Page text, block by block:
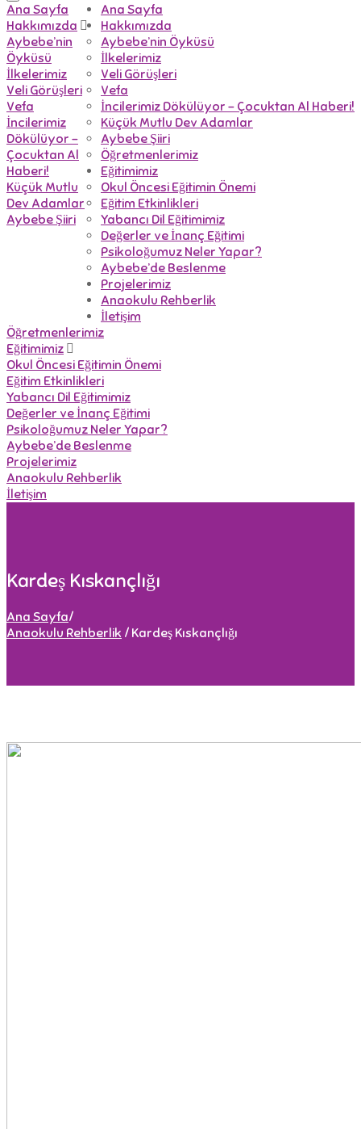
Ana Sayfa
Hakkımızda
Aybebe’nin Öyküsü
İlkelerimiz
Veli Görüşleri
Vefa
İncilerimiz Dökülüyor – Çocuktan Al Haberi!
Küçük Mutlu Dev Adamlar
Aybebe Şiiri
Öğretmenlerimiz
Eğitimimiz
Okul Öncesi Eğitimin Önemi
Eğitim Etkinlikleri
Yabancı Dil Eğitimimiz
Değerler ve İnanç Eğitimi
Psikoloğumuz Neler Yapar?
Aybebe’de Beslenme
Projelerimiz
Anaokulu Rehberlik
İletişim
Ana Sayfa
Hakkımızda
Aybebe’nin
Öyküsü
İlkelerimiz
Veli Görüşleri
Vefa
İncilerimiz
Dökülüyor –
Çocuktan Al
Haberi!
Küçük Mutlu
Dev Adamlar
Aybebe Şiiri
Öğretmenlerimiz
Eğitimimiz
Okul Öncesi Eğitimin Önemi
Eğitim Etkinlikleri
Yabancı Dil Eğitimimiz
Değerler ve İnanç Eğitimi
Psikoloğumuz Neler Yapar?
Aybebe’de Beslenme
Projelerimiz
Anaokulu Rehberlik
İletişim
Kardeş Kıskançlığı
Ana Sayfa/
Anaokulu Rehberlik / Kardeş Kıskançlığı